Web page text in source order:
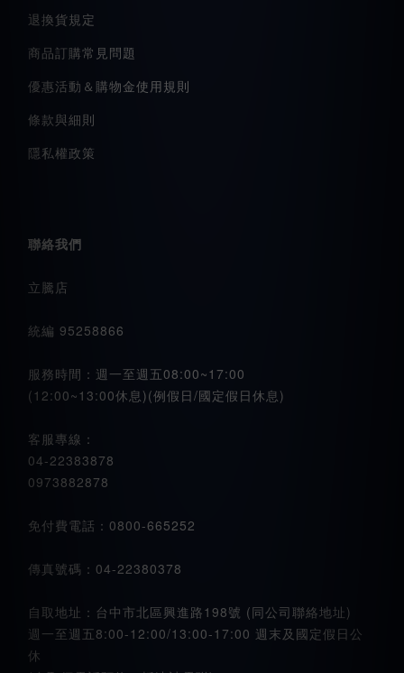
退換貨規定
商品訂購常見問題
優惠活動＆購物金使用規則
條款與細則
隱私權政策
聯絡我們
立騰店
統編 95258866
服務時間：週一至週五08:00~17:00
(12:00~13:00休息)(例假日/國定假日休息)
客服專線：
04-22383878
0973882878
免付費電話：0800-665252
傳真號碼：04-22380378
自取地址：台中市北區興進路198號 (同公司聯絡地址)
週一至週五8:00-12:00/13:00-17:00 週末及國定假日公
休